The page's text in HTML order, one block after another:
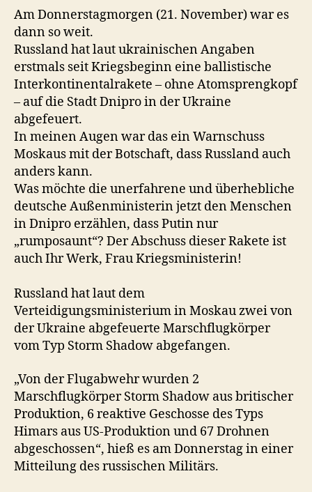
Am Donnerstagmorgen (21. November) war es
dann so weit.
Russland hat laut ukrainischen Angaben
erstmals seit Kriegsbeginn eine ballistische
Interkontinentalrakete – ohne Atomsprengkopf
– auf die Stadt Dnipro in der Ukraine
abgefeuert.
In meinen Augen war das ein Warnschuss
Moskaus mit der Botschaft, dass Russland auch
anders kann.
Was möchte die unerfahrene und überhebliche
deutsche Außenministerin jetzt den Menschen
in Dnipro erzählen, dass Putin nur
„rumposaunt“? Der Abschuss dieser Rakete ist
auch Ihr Werk, Frau Kriegsministerin!
Russland hat laut dem
Verteidigungsministerium in Moskau zwei von
der Ukraine abgefeuerte Marschflugkörper
vom Typ Storm Shadow abgefangen.
„Von der Flugabwehr wurden 2
Marschflugkörper Storm Shadow aus britischer
Produktion, 6 reaktive Geschosse des Typs
Himars aus US-Produktion und 67 Drohnen
abgeschossen“, hieß es am Donnerstag in einer
Mitteilung des russischen Militärs.